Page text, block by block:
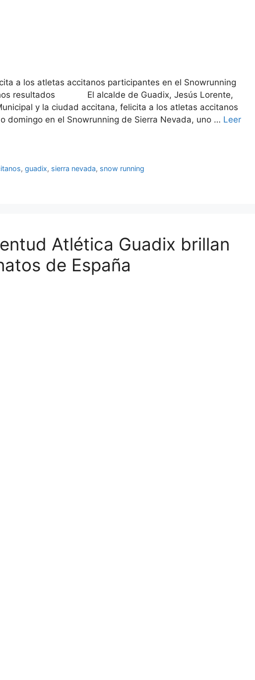
a los atletas accitanos participantes en el Snowrunning
resultados El alcalde de Guadix, Jesús Lorente,
y la ciudad accitana, felicita a los atletas accitanos
domingo en el Snowrunning de Sierra Nevada, uno … Leer
,guadix, sierra nevada, snow running
Atlética Guadix brillan
de España